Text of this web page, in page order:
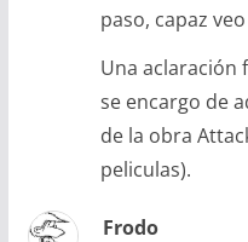
paso, capaz
Una aclaración
se encargo de
de la obra
peliculas).
Frodo